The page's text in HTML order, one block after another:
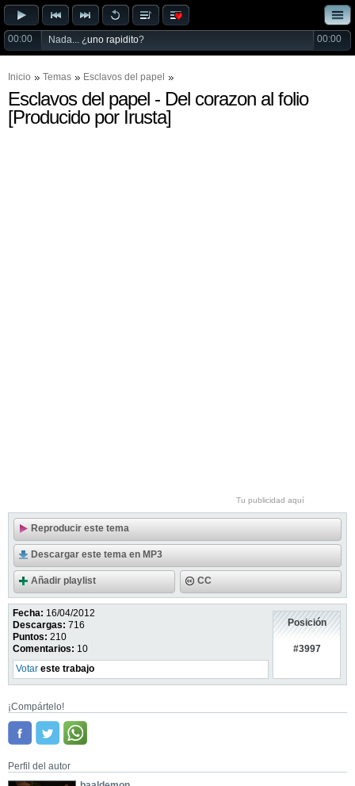
00:00 Nada... ¿uno rapidito? 00:00
Inicio Temas Esclavos del papel
Esclavos del papel - Del corazon al folio
[Producido por Irusta]
Tu publicidad aquí
Reproducir este tema
Descargar este tema en MP3
Añadir playlist CC
Fecha: 16/04/2012
Descargas: 716
Puntos: 210
Comentarios: 10
Votar este trabajo
Posición
#3997
¡Compártelo!
Perfil del autor